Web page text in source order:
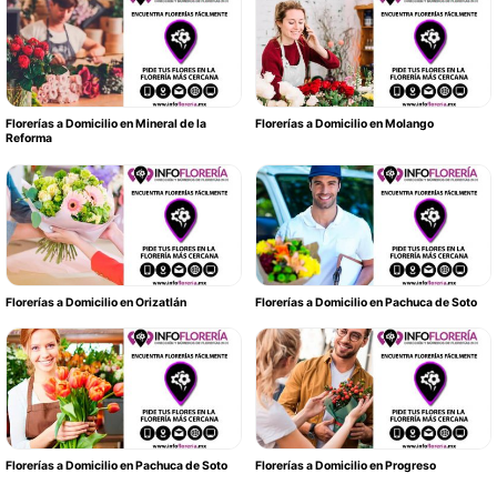
Florerías a Domicilio en Mineral de la
Reforma
Florerías a Domicilio en Molango
Florerías a Domicilio en Orizatlán Florerías a Domicilio en Pachuca de Soto
Florerías a Domicilio en Pachuca de Soto Florerías a Domicilio en Progreso